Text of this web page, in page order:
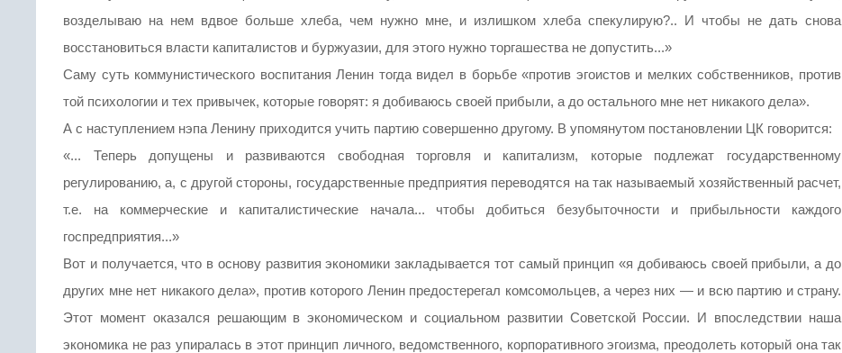
возделываю на нем вдвое больше хлеба, чем нужно мне, и излишком хлеба спекулирую?.. И чтобы не дать снова
восстановиться власти капиталистов и буржуазии, для этого нужно торгашества не допустить...»
Саму суть коммунистического воспитания Ленин тогда видел в борьбе «против эгоистов и мелких собственников, против
той психологии и тех привычек, которые говорят: я добиваюсь своей прибыли, а до остального мне нет никакого дела».
А с наступлением нэпа Ленину приходится учить партию совершенно другому. В упомянутом постановлении ЦК говорится:
«... Теперь допущены и развиваются свободная торговля и капитализм, которые подлежат государственному
регулированию, а, с другой стороны, государственные предприятия переводятся на так называемый хозяйственный расчет,
т.е. на коммерческие и капиталистические начала... чтобы добиться безубыточности и прибыльности каждого
госпредприятия...»
Вот и получается, что в основу развития экономики закладывается тот самый принцип «я добиваюсь своей прибыли, а до
других мне нет никакого дела», против которого Ленин предостерегал комсомольцев, а через них — и всю партию и страну.
Этот момент оказался решающим в экономическом и социальном развитии Советской России. И впоследствии наша
экономика не раз упиралась в этот принцип личного, ведомственного, корпоративного эгоизма, преодолеть который она так